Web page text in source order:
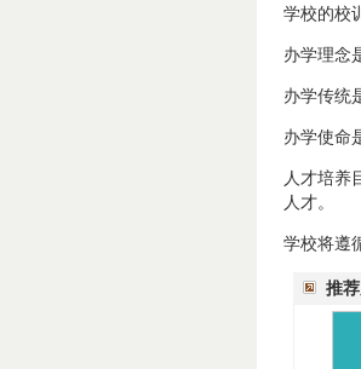
学校的校
办学理念
办学传统
办学使命
人才培养
人才。
学校将遵
推